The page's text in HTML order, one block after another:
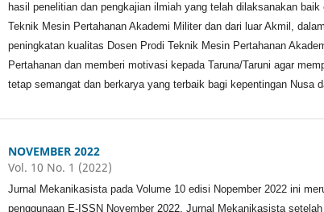
hasil penelitian dan pengkajian ilmiah yang telah dilaksanakan baik
Teknik Mesin Pertahanan Akademi Militer dan dari luar Akmil,
peningkatan kualitas Dosen Prodi Teknik Mesin Pertahanan
Pertahanan dan memberi motivasi kepada Taruna/Taruni agar
tetap semangat dan berkarya yang terbaik bagi kepentingan Nusa
NOVEMBER 2022
Vol. 10 No. 1 (2022)
Jurnal Mekanikasista pada Volume 10 edisi Nopember 2022 ini
penggunaan E-ISSN November 2022. Jurnal Mekanikasista